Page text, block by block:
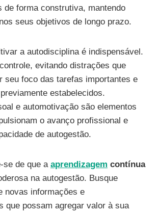
de forma construtiva, mantendo
seus objetivos de longo prazo.
a autodisciplina é indispensável.
evitando distrações que
seu foco das tarefas importantes e
estabelecidos.
e automotivação são elementos
o avanço profissional e
de autogestão.
se de que a aprendizagem contínua
na autogestão. Busque
novas informações e
que possam agregar valor à sua